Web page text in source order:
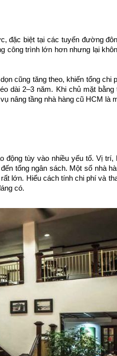
đặc biệt tại các tuyến đường
công trình lớn hơn nhưng lại
cũng tăng theo, khiến tổng chi
dài 2–3 năm. Khi chủ mặt bằng
nâng tầng nhà hàng cũ HCM là
động tùy vào nhiều yếu tố. Vị trí,
tổng ngân sách. Một số nhà
lớn. Hiểu cách tính chi phí và
có.